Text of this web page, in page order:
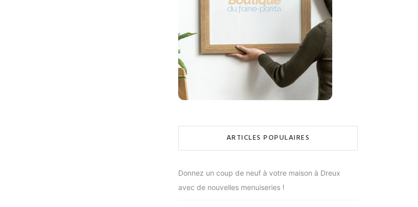
ARTICLES POPULAIRES
Donnez un coup de neuf à votre maison à Dreux
avec de nouvelles menuiseries !